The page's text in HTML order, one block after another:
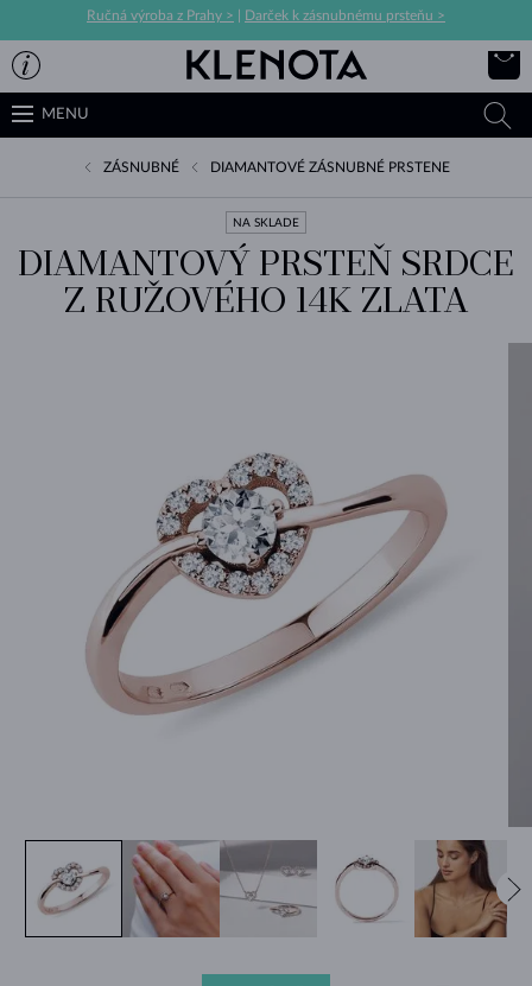
Ručná výroba z Prahy > Darček k zásnubnému prsteňu >
MENU
ZÁSNUBNÉ DIAMANTOVÉ ZÁSNUBNÉ PRSTENE
NA SKLADE
DIAMANTOVÝ PRSTEŇ SRDCE
Z RUŽOVÉHO 14K ZLATA